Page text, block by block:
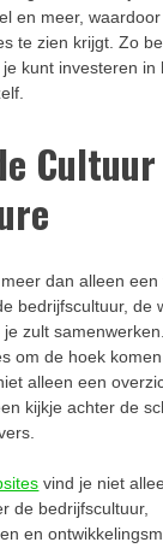
en meer,
te zien krijgt. Zo
kunt investeren in
dan alleen
bedrijfscultuur, de
zult
om de hoek
alleen een
kijkje achter de
vind je niet
de bedrijfscultuur,
en